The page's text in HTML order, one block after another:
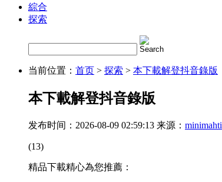
綜合
探索
当前位置： 首页 > 探索 > 本下載解登抖音錄版
本下載解登抖音錄版
发布时间：2026-08-09 02:59:13 来源： minimahti
(13)
精品下載精心為您推薦：